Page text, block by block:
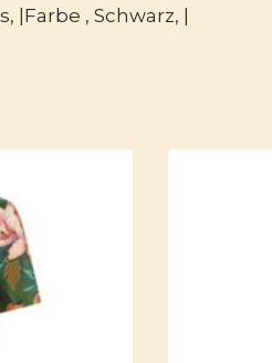
|Farbe , Schwarz, |